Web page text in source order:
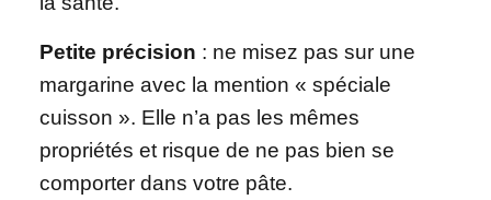
Petite précision : ne misez pas sur une
margarine avec la mention « spéciale
cuisson ». Elle n’a pas les mêmes
propriétés et risque de ne pas bien se
comporter dans votre pâte.